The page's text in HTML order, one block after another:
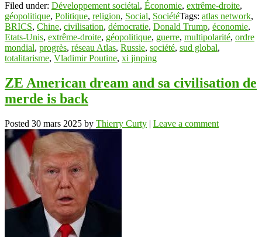
Filed under: Développement sociétal, Économie, extrême-droite,
géopolitique, Politique, religion, Social, SociétéTags: atlas network,
BRICS, Chine, civilisation, démocratie, Donald Trump, économie,
Etats-Unis, extrême-droite, géopolitique, guerre, multipolarité, ordre
mondial, progrès, réseau Atlas, Russie, société, sud global,
totalitarisme, Vladimir Poutine, xi jinping
ZE American dream and sa civilisation de
merde is back
Posted 30 mars 2025 by Thierry Curty | Leave a comment